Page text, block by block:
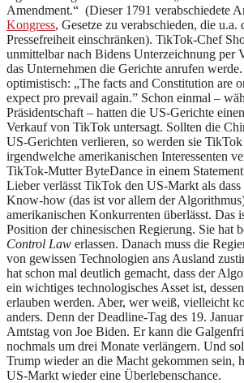
Amendment.“ (Dieser 1791 verabschiedete
Kongress, Gesetze zu verabschieden, die u.a.
Pressefreiheit einschränken). TikTok-Chef
unmittelbar nach Bidens Unterzeichnung per
das Unternehmen die Gerichte anrufen
optimistisch: „The facts and Constitution are
expect pro prevail again.” Schon einmal –
Präsidentschaft – hatten die US-Gerichte
Verkauf von TikTok untersagt. Sollten die
US-Gerichten verlieren, so werden sie
irgendwelche amerikanischen Interessenten
TikTok-Mutter ByteDance in einem
Lieber verlässt TikTok den US-Markt als dass
Know-how (das ist vor allem der
amerikanischen Konkurrenten überlässt. Das
Position der chinesischen Regierung. Sie hat
Control Law erlassen. Danach muss die
von gewissen Technologien ans Ausland
hat schon mal deutlich gemacht, dass der
ein wichtiges technologisches Asset ist,
erlauben werden. Aber, wer weiß, vielleicht
anders. Denn der Deadline-Tag des 19.
Amtstag von Joe Biden. Er kann die
nochmals um drei Monate verlängern. Und
Trump wieder an die Macht gekommen sein,
US-Markt wieder eine Überlebenschance.